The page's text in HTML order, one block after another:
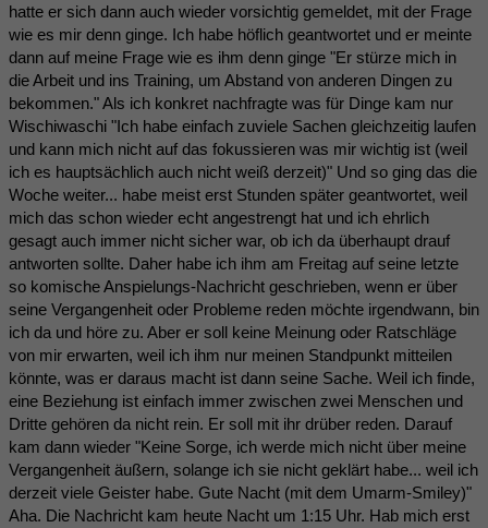
hatte er sich dann auch wieder vorsichtig gemeldet, mit der Frage
wie es mir denn ginge. Ich habe höflich geantwortet und er meinte
dann auf meine Frage wie es ihm denn ginge "Er stürze mich in
die Arbeit und ins Training, um Abstand von anderen Dingen zu
bekommen." Als ich konkret nachfragte was für Dinge kam nur
Wischiwaschi "Ich habe einfach zuviele Sachen gleichzeitig laufen
und kann mich nicht auf das fokussieren was mir wichtig ist (weil
ich es hauptsächlich auch nicht weiß derzeit)" Und so ging das die
Woche weiter... habe meist erst Stunden später geantwortet, weil
mich das schon wieder echt angestrengt hat und ich ehrlich
gesagt auch immer nicht sicher war, ob ich da überhaupt drauf
antworten sollte. Daher habe ich ihm am Freitag auf seine letzte
so komische Anspielungs-Nachricht geschrieben, wenn er über
seine Vergangenheit oder Probleme reden möchte irgendwann, bin
ich da und höre zu. Aber er soll keine Meinung oder Ratschläge
von mir erwarten, weil ich ihm nur meinen Standpunkt mitteilen
könnte, was er daraus macht ist dann seine Sache. Weil ich finde,
eine Beziehung ist einfach immer zwischen zwei Menschen und
Dritte gehören da nicht rein. Er soll mit ihr drüber reden. Darauf
kam dann wieder "Keine Sorge, ich werde mich nicht über meine
Vergangenheit äußern, solange ich sie nicht geklärt habe... weil ich
derzeit viele Geister habe. Gute Nacht (mit dem Umarm-Smiley)"
Aha. Die Nachricht kam heute Nacht um 1:15 Uhr. Hab mich erst